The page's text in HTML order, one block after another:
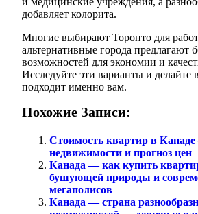
добавляет колорита.
Многие выбирают Торонто для
альтернативные города предлагают
возможностей для экономии и
Исследуйте эти варианты и делайте
подходит именно вам.
Похожие Записи:
Стоимость квартир в
недвижимости и прогноз цен
Канада — как купить
бушующей природы и
мегаполисов
Канада — страна